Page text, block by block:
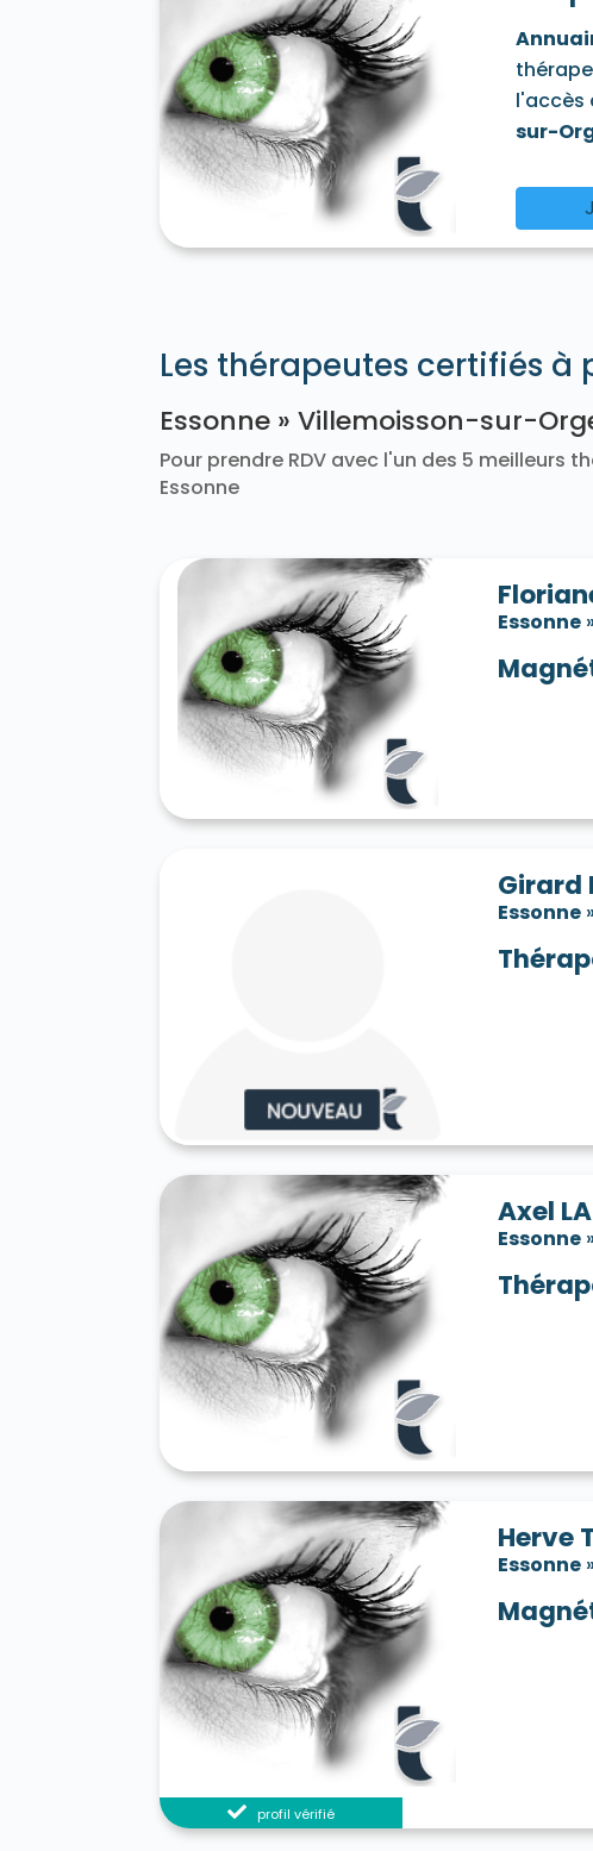
Soisy-sur-Seine 91450
Souzy-la-Briche 91580
Vaugrigneuse 91640
Vauhallan 91430
Vert-le-Petit 91710
Videlles 91890 Vigneux-
Villemoisson-sur-Orge 91360
Villeneuve-
Wissous 91320
Yerres 91330
l'accès
sur-
Les thérapeutes certifiés
Essonne » Villemoisson-sur-
Pour prendre RDV avec l'un des 5 meilleurs
Essonne
Essonne »
Girard
Essonne »
Axel
Essonne »
profil vérifié
Herve
Essonne »